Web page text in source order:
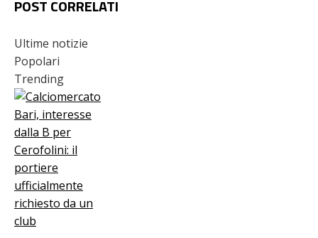
POST CORRELATI
Ultime notizie
Popolari
Trending